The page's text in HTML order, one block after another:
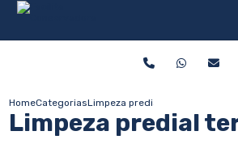
HomeCategoriasLimpeza predial terceirizada
Limpeza predial